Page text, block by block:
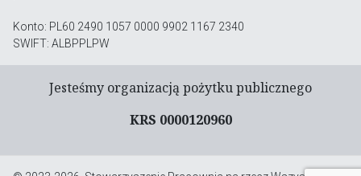
Konto: PL60 2490 1057 0000 9902 1167 2340
SWIFT: ALBPPLPW
Jesteśmy organizacją pożytku publicznego
KRS 0000120960